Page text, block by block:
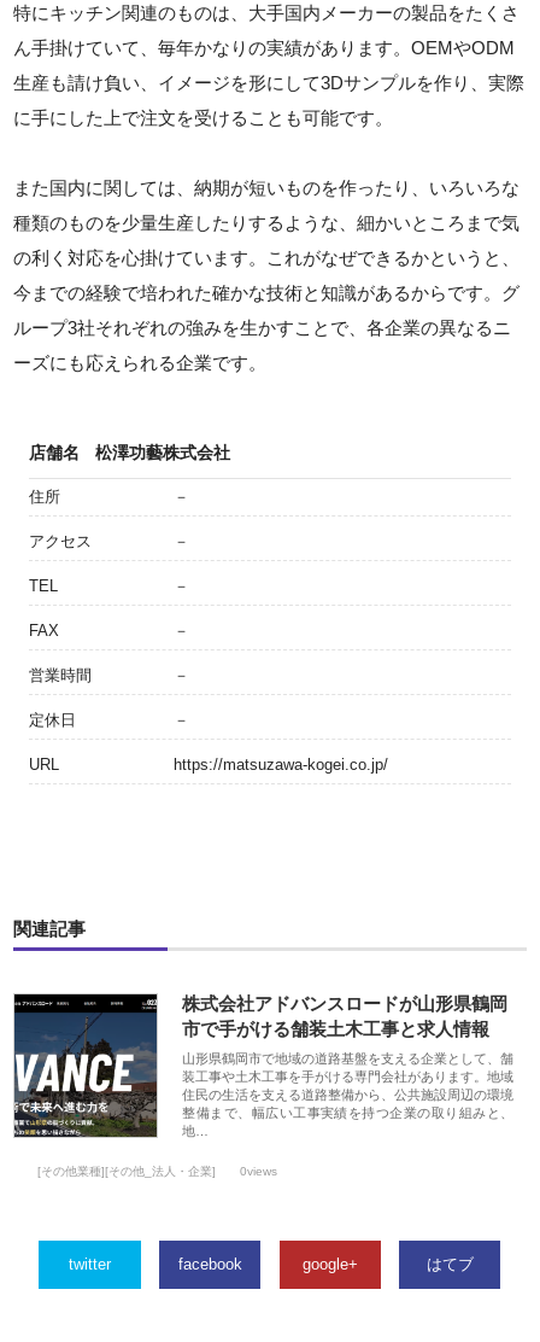
特にキッチン関連のものは、大手国内メーカーの製品をたくさ
ん手掛けていて、毎年かなりの実績があります。OEMやODM
生産も請け負い、イメージを形にして3Dサンプルを作り、実際
に手にした上で注文を受けることも可能です。
また国内に関しては、納期が短いものを作ったり、いろいろな
種類のものを少量生産したりするような、細かいところまで気
の利く対応を心掛けています。これがなぜできるかというと、
今までの経験で培われた確かな技術と知識があるからです。グ
ループ3社それぞれの強みを生かすことで、各企業の異なるニ
ーズにも応えられる企業です。
店舗名 松澤功藝株式会社
住所 －
アクセス －
TEL －
FAX －
営業時間 －
定休日 －
URL https://matsuzawa-kogei.co.jp/
関連記事
株式会社アドバンスロードが山形県鶴岡
市で手がける舗装土木工事と求人情報
山形県鶴岡市で地域の道路基盤を支える企業として、舗
装工事や土木工事を手がける専門会社があります。地域
住民の生活を支える道路整備から、公共施設周辺の環境
整備まで、幅広い工事実績を持つ企業の取り組みと、
地…
[その他業種][その他_法人・企業] 0views
twitter facebook google+ はてブ